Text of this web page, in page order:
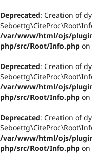
Deprecated: Creation of
/var/www/html/ojs/
php/src/Root/Info.php
Deprecated: Creation of
/var/www/html/ojs/
php/src/Root/Info.php
Deprecated: Creation of
/var/www/html/ojs/
php/src/Root/Info.php